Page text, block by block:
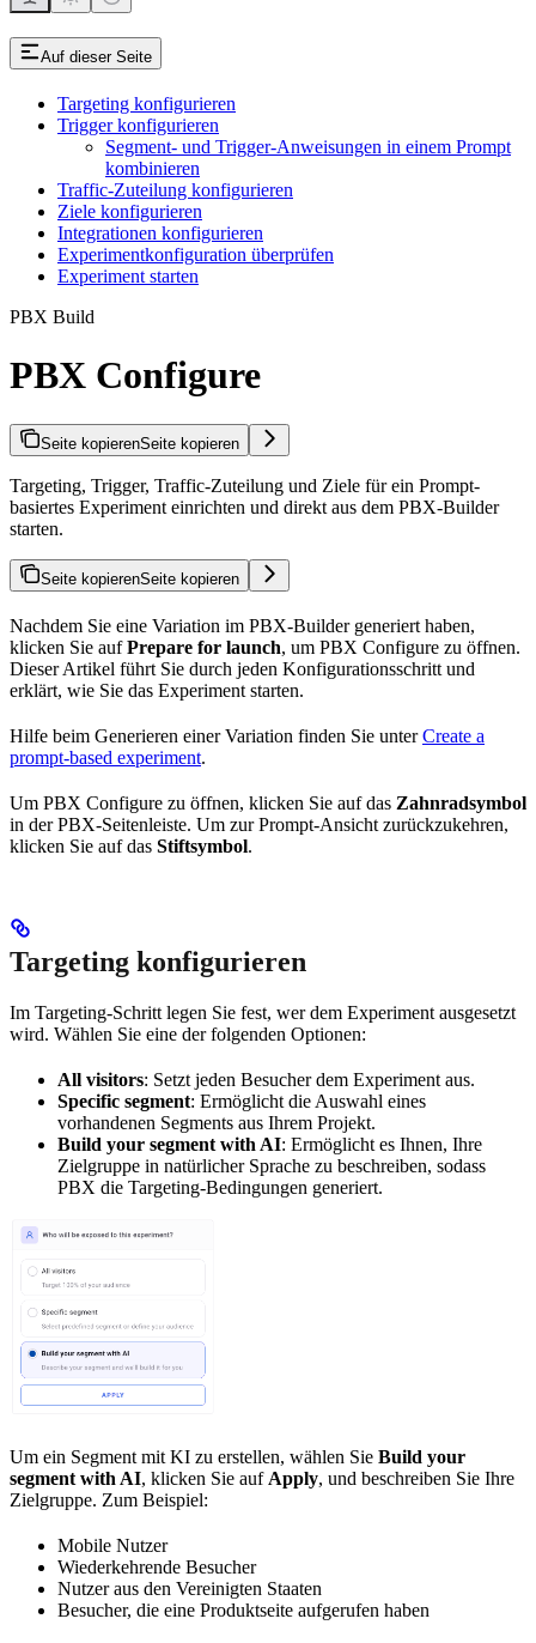
Auf dieser Seite
Targeting konfigurieren
Trigger konfigurieren
Segment- und Trigger-Anweisungen in einem Prompt
kombinieren
Traffic-Zuteilung konfigurieren
Ziele konfigurieren
Integrationen konfigurieren
Experimentkonfiguration überprüfen
Experiment starten
PBX Build
PBX Configure
Seite kopierenSeite kopieren
Targeting, Trigger, Traffic-Zuteilung und Ziele für ein Prompt-
basiertes Experiment einrichten und direkt aus dem PBX-Builder
starten.
Seite kopierenSeite kopieren
Nachdem Sie eine Variation im PBX-Builder generiert haben,
klicken Sie aufPrepare for launch, um PBX Configure zu öffnen.
Dieser Artikel führt Sie durch jeden Konfigurationsschritt und
erklärt, wie Sie das Experiment starten.
Hilfe beim Generieren einer Variation finden Sie unterCreate a
prompt-based experiment.
Um PBX Configure zu öffnen, klicken Sie auf das Zahnradsymbol
in der PBX-Seitenleiste. Um zur Prompt-Ansicht zurückzukehren,
klicken Sie auf das Stiftsymbol.
Targeting konfigurieren
Im Targeting-Schritt legen Sie fest, wer dem Experiment ausgesetzt
wird. Wählen Sie eine der folgenden Optionen:
All visitors: Setzt jeden Besucher dem Experiment aus.
Specific segment: Ermöglicht die Auswahl eines
vorhandenen Segments aus Ihrem Projekt.
Build your segment with AI: Ermöglicht es Ihnen, Ihre
Zielgruppe in natürlicher Sprache zu beschreiben, sodass
PBX die Targeting-Bedingungen generiert.
Um ein Segment mit KI zu erstellen, wählen Sie Build your
segment with AI, klicken Sie auf Apply, und beschreiben Sie Ihre
Zielgruppe. Zum Beispiel:
Mobile Nutzer
Wiederkehrende Besucher
Nutzer aus den Vereinigten Staaten
Besucher, die eine Produktseite aufgerufen haben